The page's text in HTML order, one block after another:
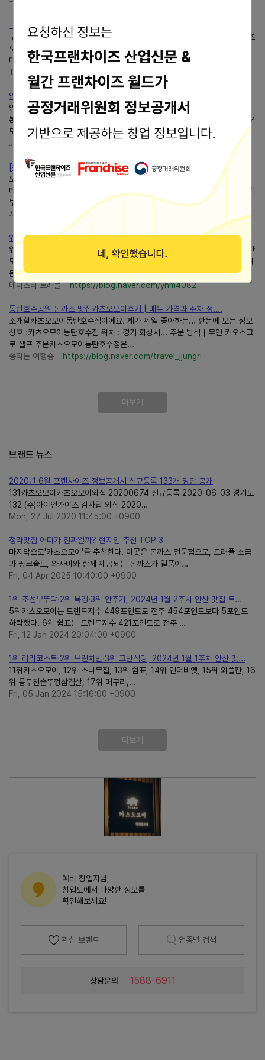
고급 돈까스 추천카츠오모이인천 구월점 안심 카츠와 카레 후기
구월동 직장인이 찐 추천드리는카츠오모이인천구월점 카레와... 방문하는카츠
오모이는 전국 16개 지점이 운영하고 있으니 가까운... 매일 11:00 - 14:30
매주 월요일 휴무 재료 소진 시 조기 마감카츠오모이...
This river
안산 맛집? 돈까스는 여기만 벌써 세 번째입니다. 상록구 본오동 카....
안산 돈가스 맛집카츠오모이본오점 안녕하세요이! 마케팅... 맛집카츠오모이
본오점으로! 결정 쾅쾅이요 영업시간 10:30 ~ 15:00 매주... 본오동에카츠오
모이돈가스는 다른 일반적인 음식들 보다 기준이...
JS COMPANY
[부천/카츠오모이]상동역 돈카츠 맛집 내돈내산
오랜만에 맛있는 돈카츠를 먹고 싶어서 찾아온카츠오모이!돈카츠를 좋아하는
데카츠오모이안가봤으면 손해보신거예요 (진짜임)카츠오모이부천상동점 경기
부천시 원미구 소향로 55-15 ️화 - 일 10:30 - 22:00...
시내일상
https://blog.naver.com/tlso010
위례 맛집 돈까스카츠오모이웨이팅 솔직후기
위례 맛집 돈까스 웨이팅 솔직후기카츠오모이✅ 방문하기 전... 하루 영업시간
도 짧은데 항상 많은 사람들이 찾아오는카츠오모이...항상 웨이팅이 있는 위례
돈까스 맛집카츠오모이는 위례에서는 이미...
테이스티 트래블
https://blog.naver.com/yhm4082
동탄호수공원 돈까스 맛집카츠오모이후기 | 메뉴 가격과 주차 정....
소개할카츠오모이동탄호수점이에요. 제가 제일 좋아하는... 한눈에 보는 정보
상호 :카츠오모이동탄호수점 위치 : 경기 화성시... 주문 방식｜무인 키오스크
로 셀프 주문카츠오모이동탄호수점은...
쭝리는 여행중
https://blog.naver.com/travel_jjungri
더보기
브랜드 뉴스
2020년 6월 프랜차이즈 정보공개서 신규등록 133개 명단 공개
131카츠오모이카츠오모이외식 20200674 신규등록 2020-06-03 경기도
132 (주)아이언가이즈 감자탑 외식 2020…
Mon, 27 Jul 2020 11:45:00 +0900
청라맛집 어디가 진짜일까? 현지인 추천 TOP 3
마지막으로'카츠오모이'를 추천한다. 이곳은 돈까스 전문점으로, 트러플 소금
과 핑크솔트, 와사비와 함께 제공되는 돈까스가 일품이…
Fri, 04 Apr 2025 10:40:00 +0900
1위 조선부뚜막·2위 북경·3위 안주가, 2024년 1월 2주차 안산 맛집 트...
5위카츠오모이는 트렌드지수 449포인트로 전주 454포인트보다 5포인트
하락했다. 6위 쉼표는 트렌드지수 421포인트로 전주 …
Fri, 12 Jan 2024 20:04:00 +0900
1위 라라코스트·2위 브런치빈·3위 고반식당, 2024년 1월 1주차 안산 맛...
11위카츠오모이, 12위 소나무집, 13위 쉼표, 14위 인더비엣, 15위 와플칸, 16
위 동두천솥뚜껑삼겹살, 17위 머구리,…
Fri, 05 Jan 2024 15:16:00 +0900
더보기
예비 창업자님,
창업도에서 다양한 정보를
확인해보세요!
관심 브랜드 업종별 검색
상담문의 1588-6911